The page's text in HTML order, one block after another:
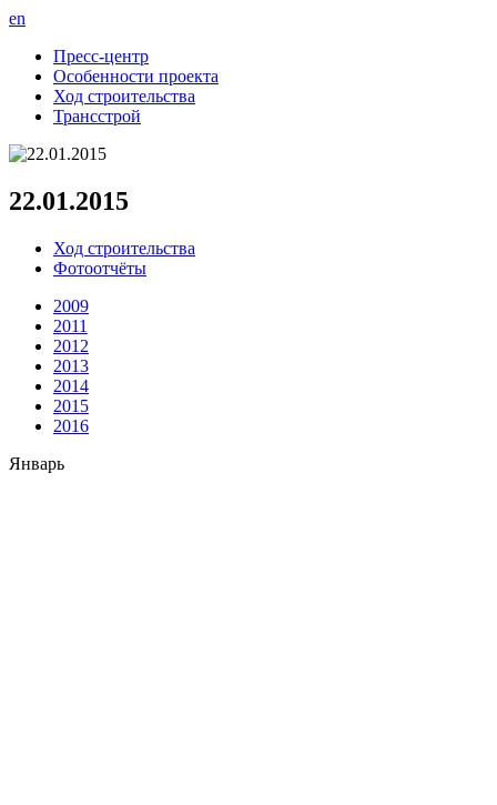
en
Пресс-центр
Особенности проекта
Ход строительства
Трансстрой
22.01.2015
Ход строительства
Фотоотчёты
2009
2011
2012
2013
2014
2015
2016
Январь